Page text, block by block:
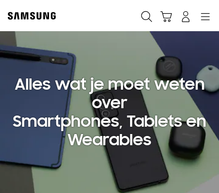
content
Alles wat je moet weten
over
Smartphones, Tablets en
Wearables